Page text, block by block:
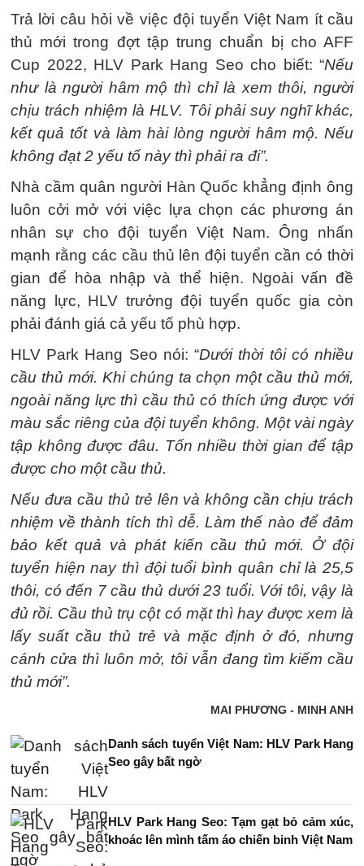
Trả lời câu hỏi về việc đội tuyển Việt Nam ít cầu
thủ mới trong đợt tập trung chuẩn bị cho AFF
Cup 2022, HLV Park Hang Seo cho biết: “Nếu
như là người hâm mộ thì chỉ là xem thôi, người
chịu trách nhiệm là HLV. Tôi phải suy nghĩ khác,
kết quả tốt và làm hài lòng người hâm mộ. Nếu
không đạt 2 yếu tố này thì phải ra đi”.
Nhà cầm quân người Hàn Quốc khẳng định ông
luôn cởi mở với việc lựa chọn các phương án
nhân sự cho đội tuyển Việt Nam. Ông nhấn
mạnh rằng các cầu thủ lên đội tuyển cần có thời
gian để hòa nhập và thể hiện. Ngoài vấn đề
năng lực, HLV trưởng đội tuyển quốc gia còn
phải đánh giá cả yếu tố phù hợp.
HLV Park Hang Seo nói: “Dưới thời tôi có nhiều
cầu thủ mới. Khi chúng ta chọn một cầu thủ mới,
ngoài năng lực thì cầu thủ có thích ứng được với
màu sắc riêng của đội tuyển không. Một vài ngày
tập không được đâu. Tốn nhiều thời gian để tập
được cho một cầu thủ.
Nếu đưa cầu thủ trẻ lên và không cần chịu trách
nhiệm về thành tích thì dễ. Làm thế nào để đảm
bảo kết quả và phát kiến cầu thủ mới. Ở đội
tuyển hiện nay thì đội tuổi bình quân chỉ là 25,5
thôi, có đến 7 cầu thủ dưới 23 tuổi. Với tôi, vậy là
đủ rồi. Cầu thủ trụ cột có mặt thì hay được xem là
lấy suất cầu thủ trẻ và mặc định ở đó, nhưng
cánh cửa thì luôn mở, tôi vẫn đang tìm kiếm cầu
thủ mới”.
MAI PHƯƠNG - MINH ANH
Danh sách tuyển Việt Nam: HLV Park Hang
Seo gây bất ngờ
HLV Park Hang Seo: Tạm gạt bỏ cảm xúc,
khoác lên mình tấm áo chiến binh Việt Nam